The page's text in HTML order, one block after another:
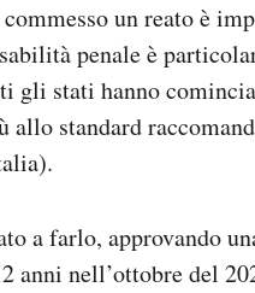
un reato è
penale è
gli stati hanno
standard
a farlo, approvando
anni nell’ottobre del